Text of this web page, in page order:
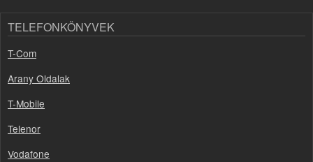
TELEFONKÖNYVEK
T-Com
Arany Oldalak
T-Mobile
Telenor
Vodafone